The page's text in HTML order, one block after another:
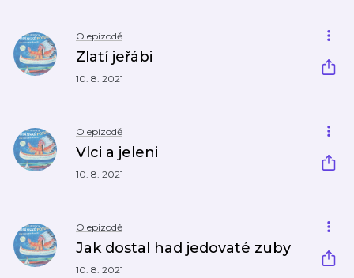
O epizodě
Zlatí jeřábi
10. 8. 2021
O epizodě
Vlci a jeleni
10. 8. 2021
O epizodě
Jak dostal had jedovaté zuby
10. 8. 2021